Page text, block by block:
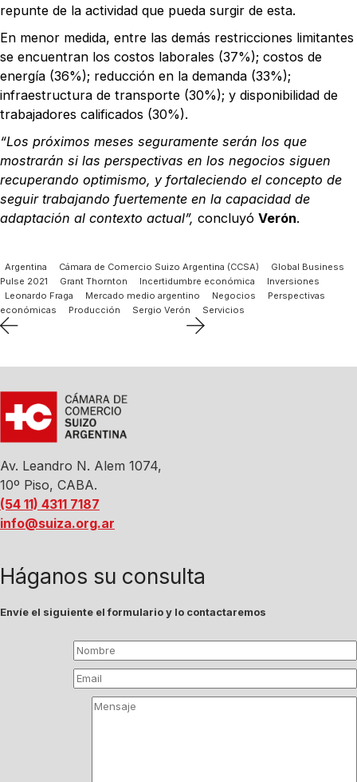
repunte de la actividad que pueda surgir de esta.
En menor medida, entre las demás restricciones limitantes
se encuentran los costos laborales (37%); costos de
energía (36%); reducción en la demanda (33%);
infraestructura de transporte (30%); y disponibilidad de
trabajadores calificados (30%).
“Los próximos meses seguramente serán los que
mostrarán si las perspectivas en los negocios siguen
recuperando optimismo, y fortaleciendo el concepto de
seguir trabajando fuertemente en la capacidad de
adaptación al contexto actual”, concluyó Verón.
Argentina Cámara de Comercio Suizo Argentina (CCSA)
Global Business
Pulse 2021
Grant Thornton Incertidumbre económica
Inversiones
Leonardo Fraga
Mercado medio argentino Negocios
Perspectivas
económicas
Producción Sergio Verón Servicios
Av. Leandro N. Alem 1074,
10º Piso, CABA.
(54 11) 4311 7187
info@suiza.org.ar
Háganos su consulta
Envíe el siguiente el formulario y lo contactaremos